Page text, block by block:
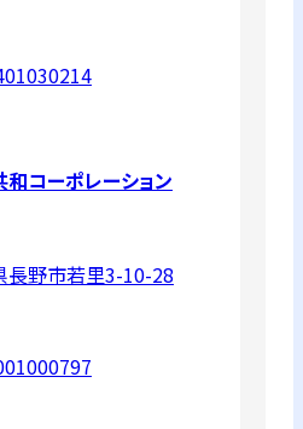
コーポレーション
長野市若里3-10-28